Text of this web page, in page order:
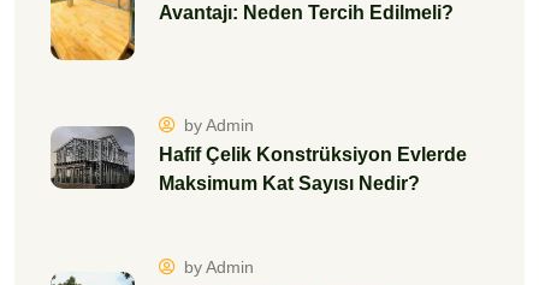
Avantajı: Neden Tercih Edilmeli?
by Admin
Hafif Çelik Konstrüksiyon Evlerde
Maksimum Kat Sayısı Nedir?
by Admin